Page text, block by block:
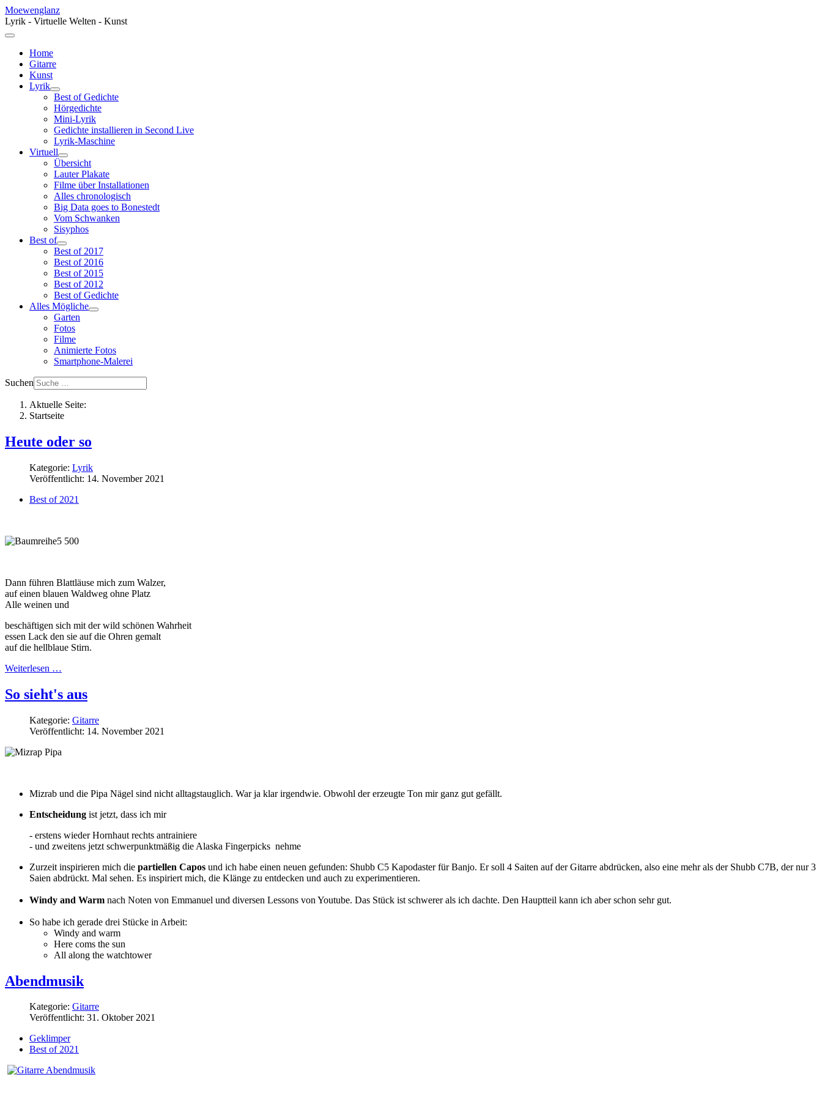
Moewenglanz
Lyrik - Virtuelle Welten - Kunst
Home
Gitarre
Kunst
Lyrik
Best of Gedichte
Hörgedichte
Mini-Lyrik
Gedichte installieren in Second Live
Lyrik-Maschine
Virtuell
Übersicht
Lauter Plakate
Filme über Installationen
Alles chronologisch
Big Data goes to Bonestedt
Vom Schwanken
Sisyphos
Best of
Best of 2017
Best of 2016
Best of 2015
Best of 2012
Best of Gedichte
Alles Mögliche
Garten
Fotos
Filme
Animierte Fotos
Smartphone-Malerei
Suchen
Aktuelle Seite:
Startseite
Heute oder so
Kategorie: Lyrik
Veröffentlicht: 14. November 2021
Best of 2021
Dann führen Blattläuse mich zum Walzer,
auf einen blauen Waldweg ohne Platz
Alle weinen und
beschäftigen sich mit der wild schönen Wahrheit
essen Lack den sie auf die Ohren gemalt
auf die hellblaue Stirn.
Weiterlesen …
So sieht's aus
Kategorie: Gitarre
Veröffentlicht: 14. November 2021
Mizrab und die Pipa Nägel sind nicht alltagstauglich. War ja klar irgendwie. Obwohl der erzeugte Ton mir ganz gut gefällt.
Entscheidung ist jetzt, dass ich mir
- erstens wieder Hornhaut rechts antrainiere
- und zweitens jetzt schwerpunktmäßig die Alaska Fingerpicks nehme
Zurzeit inspirieren mich die partiellen Capos und ich habe einen neuen gefunden: Shubb C5 Kapodaster für Banjo. Er soll 4 Saiten auf der Gitarre abdrücken, also eine mehr als der Shubb C7B, der nur 3
Saien abdrückt. Mal sehen. Es inspiriert mich, die Klänge zu entdecken und auch zu experimentieren.
Windy and Warm nach Noten von Emmanuel und diversen Lessons von Youtube. Das Stück ist schwerer als ich dachte. Den Hauptteil kann ich aber schon sehr gut.
So habe ich gerade drei Stücke in Arbeit:
Windy and warm
Here coms the sun
All along the watchtower
Abendmusik
Kategorie: Gitarre
Veröffentlicht: 31. Oktober 2021
Geklimper
Best of 2021